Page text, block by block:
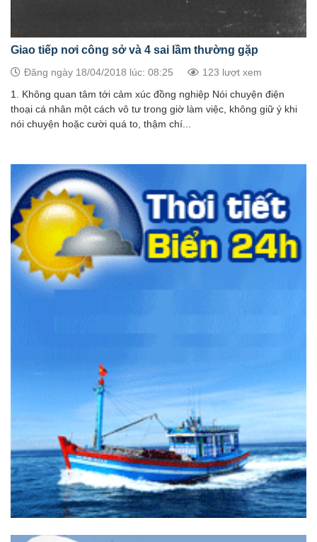
Giao tiếp nơi công sở và 4 sai lầm thường gặp
Đăng ngày 18/04/2018 lúc: 08:25 123 lượt xem
1. Không quan tâm tới cảm xúc đồng nghiệp Nói chuyện điện
thoại cá nhân một cách vô tư trong giờ làm việc, không giữ ý khi
nói chuyện hoặc cười quá to, thậm chí...